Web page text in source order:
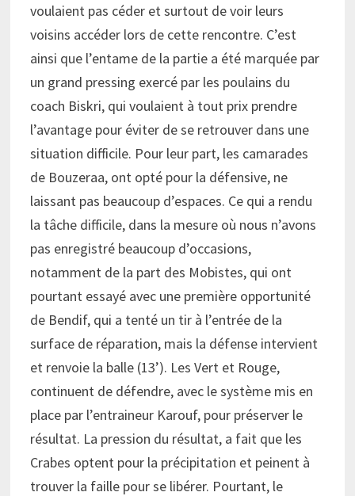
voulaient pas céder et surtout de voir leurs
voisins accéder lors de cette rencontre. C’est
ainsi que l’entame de la partie a été marquée par
un grand pressing exercé par les poulains du
coach Biskri, qui voulaient à tout prix prendre
l’avantage pour éviter de se retrouver dans une
situation difficile. Pour leur part, les camarades
de Bouzeraa, ont opté pour la défensive, ne
laissant pas beaucoup d’espaces. Ce qui a rendu
la tâche difficile, dans la mesure où nous n’avons
pas enregistré beaucoup d’occasions,
notamment de la part des Mobistes, qui ont
pourtant essayé avec une première opportunité
de Bendif, qui a tenté un tir à l’entrée de la
surface de réparation, mais la défense intervient
et renvoie la balle (13’). Les Vert et Rouge,
continuent de défendre, avec le système mis en
place par l’entraineur Karouf, pour préserver le
résultat. La pression du résultat, a fait que les
Crabes optent pour la précipitation et peinent à
trouver la faille pour se libérer. Pourtant, le